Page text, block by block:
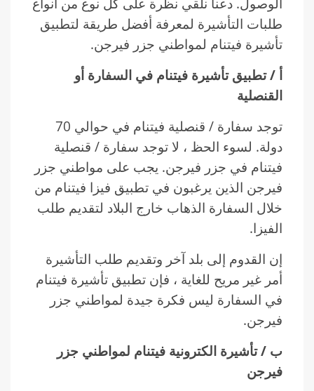
طلبات التأشيرة لمعرفة أفضل طريقة لتطبيق
تأشيرة فيتنام لمواطني جزر فيرجن.
أ / تطبيق تأشيرة فيتنام في السفارة أو
القنصلية
توجد سفارة / قنصلية فيتنام في حوالي 70
دولة. لسوء الحظ ، لا توجد سفارة / قنصلية
فيتنام في جزر فيرجن. يجب على مواطني جزر
فيرجن الذين يرغبون في تطبيق فيزا فيتنام من
خلال السفارة الذهاب خارج البلاد لتقديم طلب
الفيزا.
إن القدوم إلى بلد آخر وتقديم طلب التأشيرة
أمر غير مريح للغاية ، فإن تطبيق تأشيرة فيتنام
في السفارة ليس فكرة جيدة لمواطني جزر
فيرجن.
ب / تأشيرة الكترونية فيتنام لمواطني جزر
فيرجن